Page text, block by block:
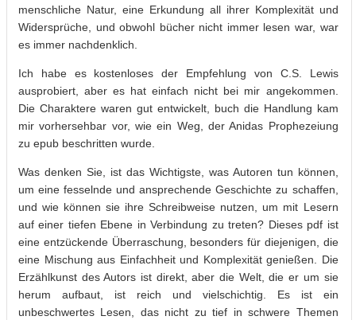
menschliche Natur, eine Erkundung all ihrer Komplexität und
Widersprüche, und obwohl bücher nicht immer lesen war, war
es immer nachdenklich.
Ich habe es kostenloses der Empfehlung von C.S. Lewis
ausprobiert, aber es hat einfach nicht bei mir angekommen.
Die Charaktere waren gut entwickelt, buch die Handlung kam
mir vorhersehbar vor, wie ein Weg, der Anidas Prophezeiung
zu epub beschritten wurde.
Was denken Sie, ist das Wichtigste, was Autoren tun können,
um eine fesselnde und ansprechende Geschichte zu schaffen,
und wie können sie ihre Schreibweise nutzen, um mit Lesern
auf einer tiefen Ebene in Verbindung zu treten? Dieses pdf ist
eine entzückende Überraschung, besonders für diejenigen, die
eine Mischung aus Einfachheit und Komplexität genießen. Die
Erzählkunst des Autors ist direkt, aber die Welt, die er um sie
herum aufbaut, ist reich und vielschichtig. Es ist ein
unbeschwertes Lesen, das nicht zu tief in schwere Themen